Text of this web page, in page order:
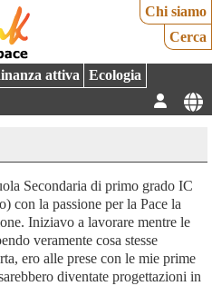
Chi siamo
Cerca
attiva
Ecologia
Secondaria di primo grado IC
con la passione per la Pace la
Iniziavo a lavorare mentre le
veramente cosa stesse
ero alle prese con le mie prime
diventate progettazioni in